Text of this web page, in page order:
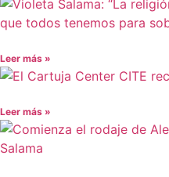
Leer más »
Leer más »